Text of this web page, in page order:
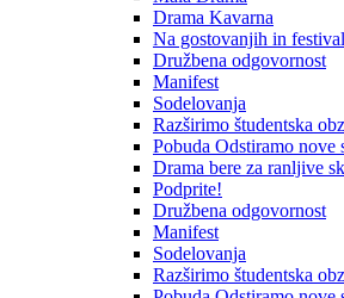
Drama Kavarna
Na gostovanjih in
Družbena odgovornost
Manifest
Sodelovanja
Razširimo študentska
Pobuda Odstiramo nove
Drama bere za ranljive
Podprite!
Družbena odgovornost
Manifest
Sodelovanja
Razširimo študentska